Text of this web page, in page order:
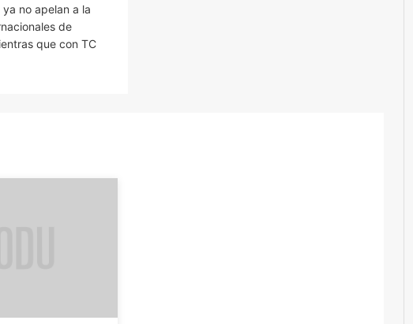
ya no apelan a la
de
que con TC